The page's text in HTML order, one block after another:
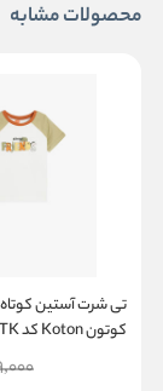
محصولات مشابه
تی شرت آستین کوتاه
کوتون Koton کد 5SMB10065TK